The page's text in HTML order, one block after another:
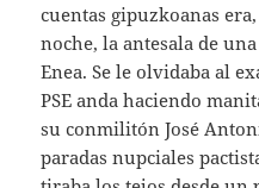
cuentas gipuzkoanas
noche, la antesala de
Enea. Se le olvidaba al
PSE anda haciendo
su conmilitón José
paradas nupciales